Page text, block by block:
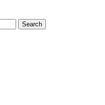
Search